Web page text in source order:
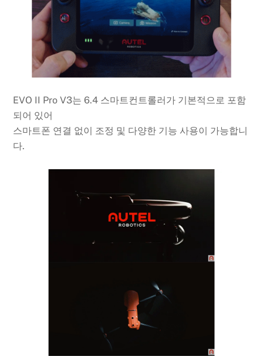
EVO II Pro V3는 6.4 스마트컨트롤러가 기본적으로 포함
되어 있어
스마트폰 연결 없이 조정 및 다양한 기능 사용이 가능합니
다.